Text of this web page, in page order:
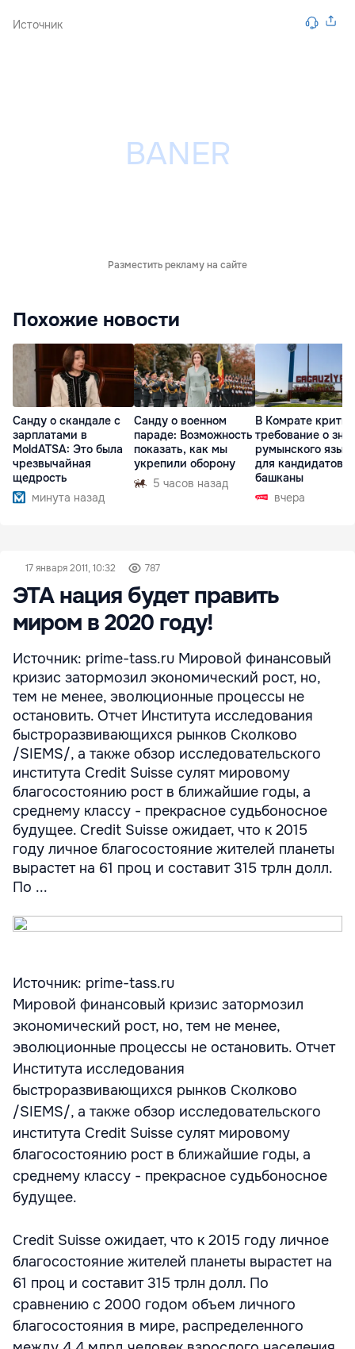
Источник
Разместить рекламу на сайте
Похожие новости
Санду о скандале с
зарплатами в
MoldATSA: Это была
чрезвычайная
щедрость
минута назад
Санду о военном
параде: Возможность
показать, как мы
укрепили оборону
5 часов назад
В Комрате
требование о
румынского
для кандидатов в
башканы
вчера
17 января 2011, 10:32 787
ЭТА нация будет править
миром в 2020 году!
Источник: prime-tass.ru Мировой финансовый
кризис затормозил экономический рост, но,
тем не менее, эволюционные процессы не
остановить. Отчет Института исследования
быстроразвивающихся рынков Сколково
/SIEMS/, а также обзор исследовательского
института Credit Suisse сулят мировому
благосостоянию рост в ближайшие годы, а
среднему классу - прекрасное судьбоносное
будущее. Credit Suisse ожидает, что к 2015
году личное благосостояние жителей планеты
вырастет на 61 проц и составит 315 трлн долл.
По ...
Источник: prime-tass.ru
Мировой финансовый кризис затормозил
экономический рост, но, тем не менее,
эволюционные процессы не остановить. Отчет
Института исследования
быстроразвивающихся рынков Сколково
/SIEMS/, а также обзор исследовательского
института Credit Suisse сулят мировому
благосостоянию рост в ближайшие годы, а
среднему классу - прекрасное судьбоносное
будущее.
Credit Suisse ожидает, что к 2015 году личное
благосостояние жителей планеты вырастет на
61 проц и составит 315 трлн долл. По
сравнению с 2000 годом объем личного
благосостояния в мире, распределенного